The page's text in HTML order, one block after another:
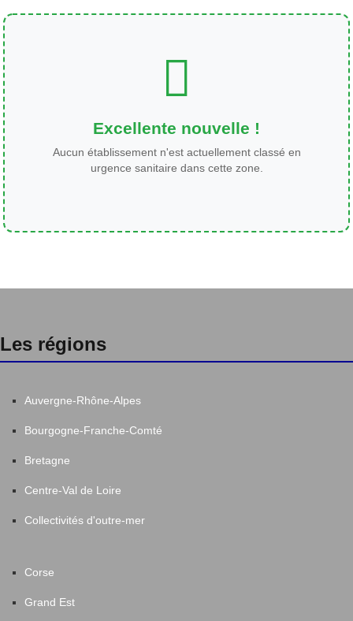
Excellente nouvelle !
Aucun établissement n'est actuellement classé en
urgence sanitaire dans cette zone.
Les régions
Auvergne-Rhône-Alpes
Bourgogne-Franche-Comté
Bretagne
Centre-Val de Loire
Collectivités d'outre-mer
Corse
Grand Est